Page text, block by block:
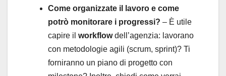
Come organizzate il lavoro e come
potrò monitorare i progressi? – È utile
capire il workflowdell’agenzia: lavorano
con metodologie agili (scrum, sprint)? Ti
forniranno un piano di progetto con